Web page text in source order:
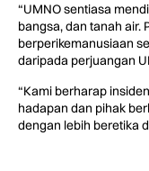
“UMNO sentiasa
bangsa, dan tanah air.
berperikemanusiaan
daripada perjuangan
“Kami berharap
hadapan dan pihak
dengan lebih beretika